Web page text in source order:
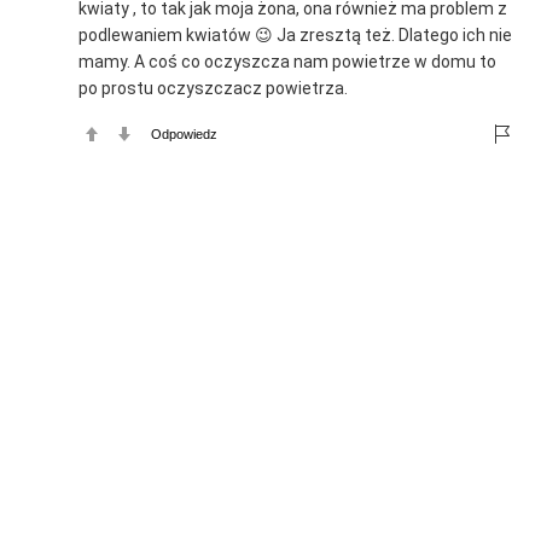
kwiaty , to tak jak moja żona, ona również ma problem z
podlewaniem kwiatów 😉 Ja zresztą też. Dlatego ich nie
mamy. A coś co oczyszcza nam powietrze w domu to
po prostu oczyszczacz powietrza.
Odpowiedz